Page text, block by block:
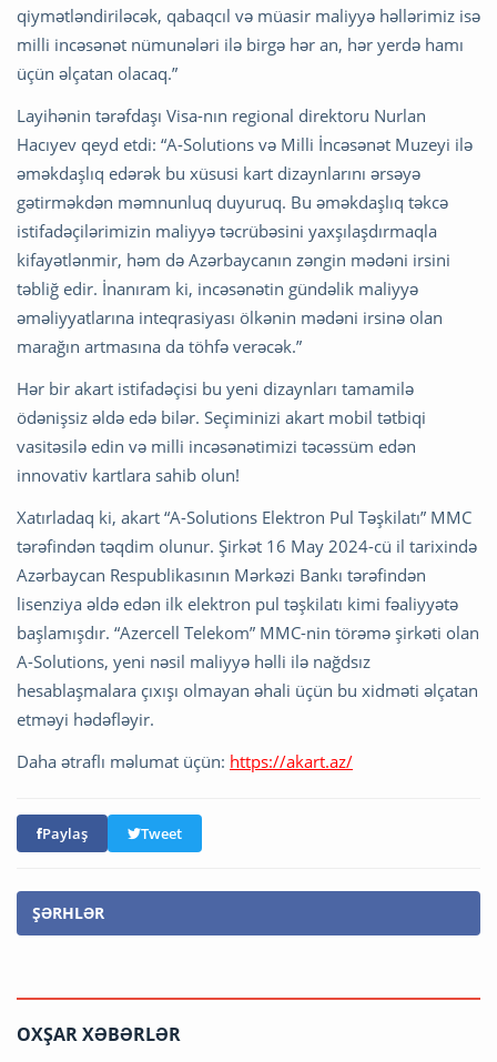
qiymətləndiriləcək, qabaqcıl və müasir maliyyə həllərimiz isə
milli incəsənət nümunələri ilə birgə hər an, hər yerdə hamı
üçün əlçatan olacaq.”
Layihənin tərəfdaşı Visa-nın regional direktoru Nurlan
Hacıyev qeyd etdi: “A-Solutions və Milli İncəsənət Muzeyi ilə
əməkdaşlıq edərək bu xüsusi kart dizaynlarını ərsəyə
gətirməkdən məmnunluq duyuruq. Bu əməkdaşlıq təkcə
istifadəçilərimizin maliyyə təcrübəsini yaxşılaşdırmaqla
kifayətlənmir, həm də Azərbaycanın zəngin mədəni irsini
təbliğ edir. İnanıram ki, incəsənətin gündəlik maliyyə
əməliyyatlarına inteqrasiyası ölkənin mədəni irsinə olan
marağın artmasına da töhfə verəcək.”
Hər bir akart istifadəçisi bu yeni dizaynları tamamilə
ödənişsiz əldə edə bilər. Seçiminizi akart mobil tətbiqi
vasitəsilə edin və milli incəsənətimizi təcəssüm edən
innovativ kartlara sahib olun!
Xatırladaq ki, akart “A-Solutions Elektron Pul Təşkilatı” MMC
tərəfindən təqdim olunur. Şirkət 16 May 2024-cü il tarixində
Azərbaycan Respublikasının Mərkəzi Bankı tərəfindən
lisenziya əldə edən ilk elektron pul təşkilatı kimi fəaliyyətə
başlamışdır. “Azercell Telekom” MMC-nin törəmə şirkəti olan
A-Solutions, yeni nəsil maliyyə həlli ilə nağdsız
hesablaşmalara çıxışı olmayan əhali üçün bu xidməti əlçatan
etməyi hədəfləyir.
Daha ətraflı məlumat üçün: https://akart.az/
Paylaş Tweet
ŞƏRHLƏR
OXŞAR XƏBƏRLƏR